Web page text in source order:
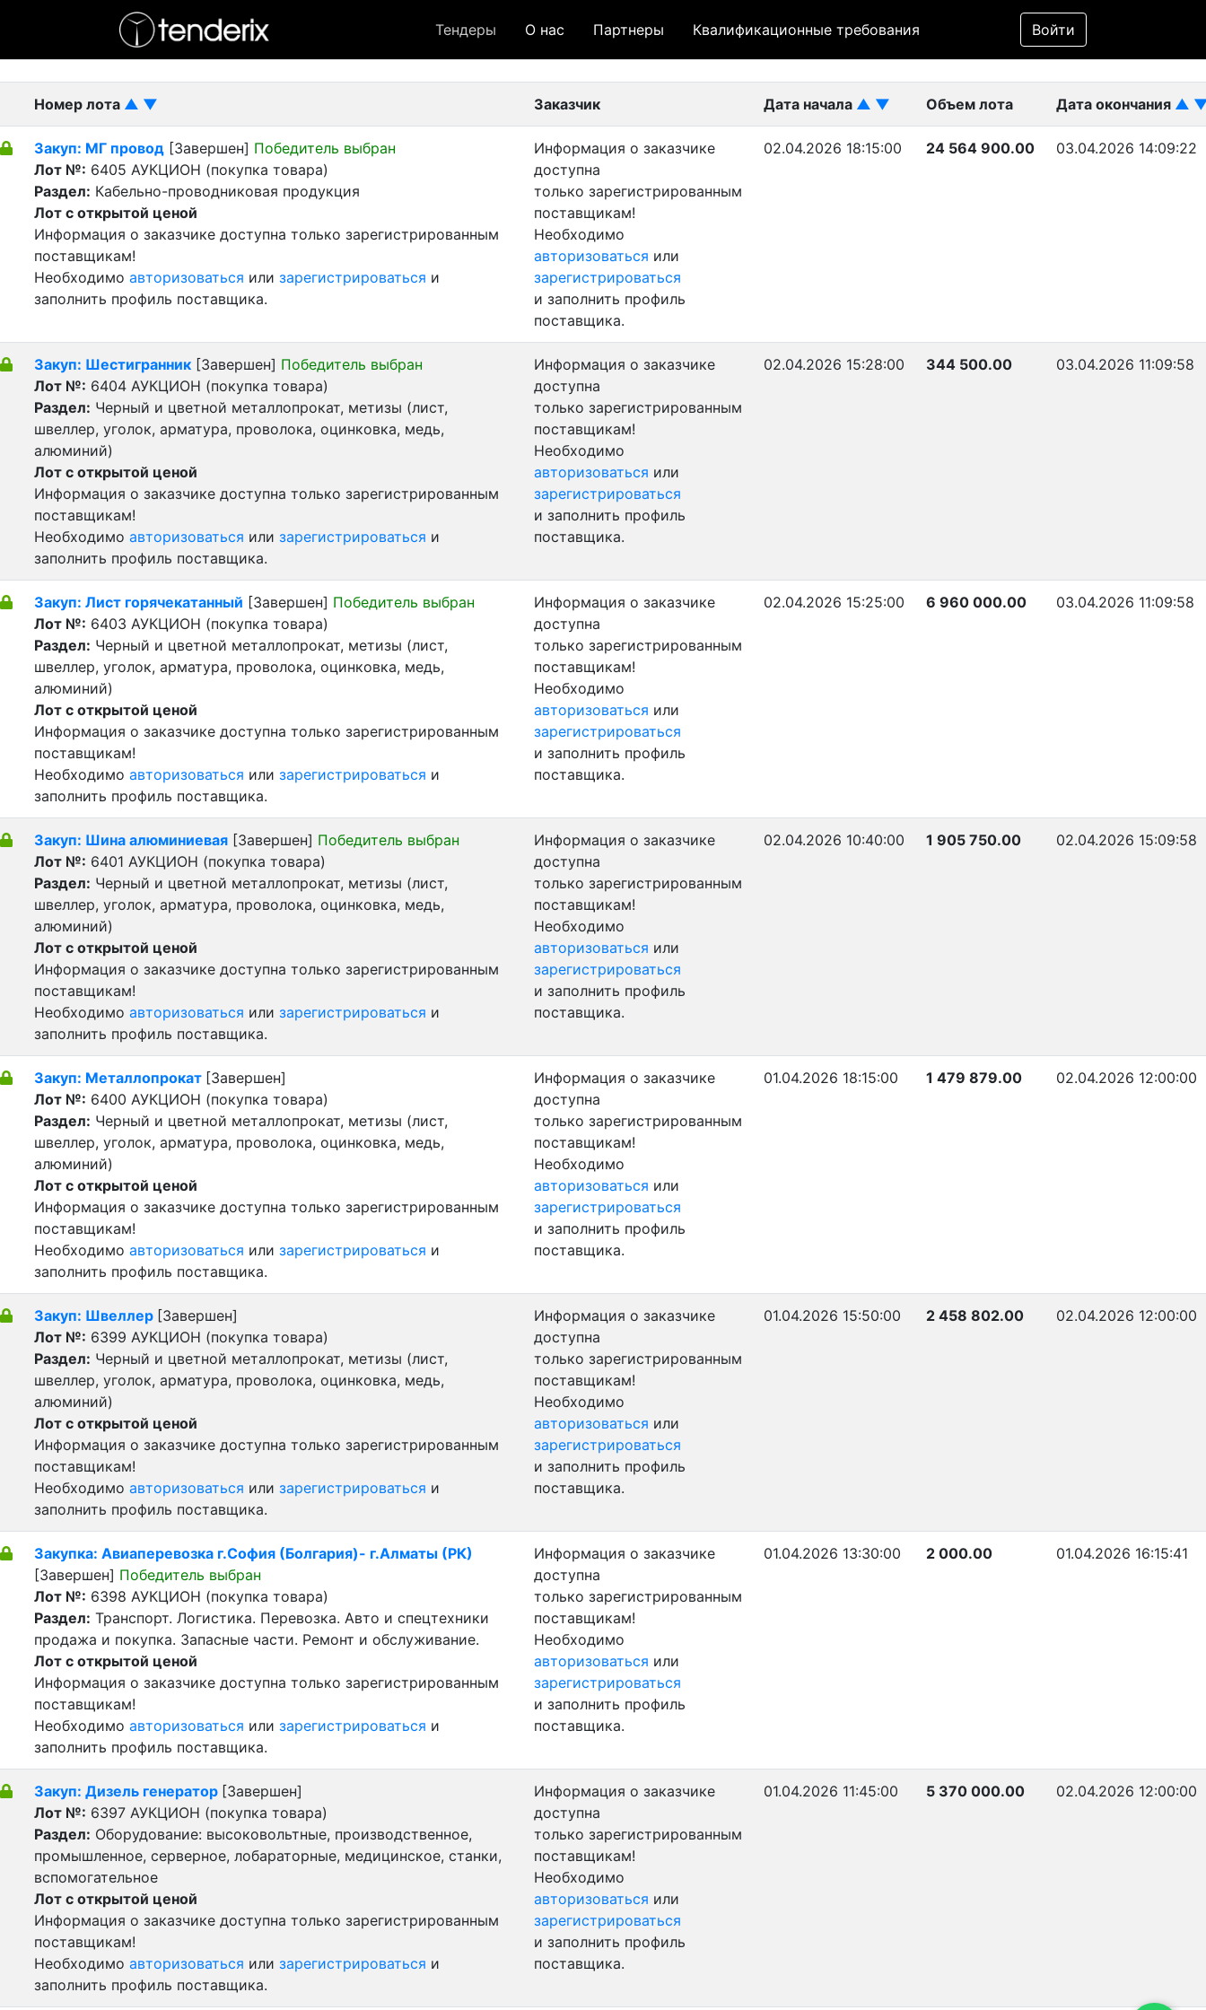
Тендеры О нас Партнеры Квалификационные требования Войти
Фильтр
- Завершенный лот
Номер лота ▲ ▼ Заказчик Дата начала ▲ ▼ Объем лота Дата окончания ▲
Закуп: МГ провод [Завершен] Победитель выбран
Лот №: 6405 АУКЦИОН (покупка товара)
Раздел: Кабельно-проводниковая продукция
Лот с открытой ценой
Информация о заказчике доступна только зарегистрированным
поставщикам!
Необходимо авторизоваться или зарегистрироваться и
заполнить профиль поставщика.
Информация о заказчике
доступна
только зарегистрированным
поставщикам!
Необходимо
авторизоваться или
зарегистрироваться
и заполнить профиль
поставщика.
02.04.2026 18:15:00 24 564 900.00 03.04.2026 14:09:22
Закуп: Шестигранник [Завершен] Победитель выбран
Лот №: 6404 АУКЦИОН (покупка товара)
Раздел: Черный и цветной металлопрокат, метизы (лист,
швеллер, уголок, арматура, проволока, оцинковка, медь,
алюминий)
Лот с открытой ценой
Информация о заказчике доступна только зарегистрированным
поставщикам!
Необходимо авторизоваться или зарегистрироваться и
заполнить профиль поставщика.
Информация о заказчике
доступна
только зарегистрированным
поставщикам!
Необходимо
авторизоваться или
зарегистрироваться
и заполнить профиль
поставщика.
02.04.2026 15:28:00 344 500.00 03.04.2026 11:09:58
Закуп: Лист горячекатанный [Завершен] Победитель выбран
Лот №: 6403 АУКЦИОН (покупка товара)
Раздел: Черный и цветной металлопрокат, метизы (лист,
швеллер, уголок, арматура, проволока, оцинковка, медь,
алюминий)
Лот с открытой ценой
Информация о заказчике доступна только зарегистрированным
поставщикам!
Необходимо авторизоваться или зарегистрироваться и
заполнить профиль поставщика.
Информация о заказчике
доступна
только зарегистрированным
поставщикам!
Необходимо
авторизоваться или
зарегистрироваться
и заполнить профиль
поставщика.
02.04.2026 15:25:00 6 960 000.00 03.04.2026 11:09:58
Закуп: Шина алюминиевая [Завершен] Победитель выбран
Лот №: 6401 АУКЦИОН (покупка товара)
Раздел: Черный и цветной металлопрокат, метизы (лист,
швеллер, уголок, арматура, проволока, оцинковка, медь,
алюминий)
Лот с открытой ценой
Информация о заказчике доступна только зарегистрированным
поставщикам!
Необходимо авторизоваться или зарегистрироваться и
заполнить профиль поставщика.
Информация о заказчике
доступна
только зарегистрированным
поставщикам!
Необходимо
авторизоваться или
зарегистрироваться
и заполнить профиль
поставщика.
02.04.2026 10:40:00 1 905 750.00 02.04.2026 15:09:58
Закуп: Металлопрокат [Завершен]
Лот №: 6400 АУКЦИОН (покупка товара)
Раздел: Черный и цветной металлопрокат, метизы (лист,
швеллер, уголок, арматура, проволока, оцинковка, медь,
алюминий)
Лот с открытой ценой
Информация о заказчике доступна только зарегистрированным
поставщикам!
Необходимо авторизоваться или зарегистрироваться и
заполнить профиль поставщика.
Информация о заказчике
доступна
только зарегистрированным
поставщикам!
Необходимо
авторизоваться или
зарегистрироваться
и заполнить профиль
поставщика.
01.04.2026 18:15:00 1 479 879.00 02.04.2026 12:00:00
Закуп: Швеллер [Завершен]
Лот №: 6399 АУКЦИОН (покупка товара)
Раздел: Черный и цветной металлопрокат, метизы (лист,
швеллер, уголок, арматура, проволока, оцинковка, медь,
алюминий)
Лот с открытой ценой
Информация о заказчике доступна только зарегистрированным
поставщикам!
Необходимо авторизоваться или зарегистрироваться и
заполнить профиль поставщика.
Информация о заказчике
доступна
только зарегистрированным
поставщикам!
Необходимо
авторизоваться или
зарегистрироваться
и заполнить профиль
поставщика.
01.04.2026 15:50:00 2 458 802.00 02.04.2026 12:00:00
Закупка: Авиаперевозка г.София (Болгария)- г.Алматы (РК)
[Завершен] Победитель выбран
Лот №: 6398 АУКЦИОН (покупка товара)
Раздел: Транспорт. Логистика. Перевозка. Авто и спецтехники
продажа и покупка. Запасные части. Ремонт и обслуживание.
Лот с открытой ценой
Информация о заказчике доступна только зарегистрированным
поставщикам!
Необходимо авторизоваться или зарегистрироваться и
заполнить профиль поставщика.
Информация о заказчике
доступна
только зарегистрированным
поставщикам!
Необходимо
авторизоваться или
зарегистрироваться
и заполнить профиль
поставщика.
01.04.2026 13:30:00 2 000.00 01.04.2026 16:15:41
Закуп: Дизель генератор [Завершен]
Лот №: 6397 АУКЦИОН (покупка товара)
Раздел: Оборудование: высоковольтные, производственное,
промышленное, серверное, лобараторные, медицинское, станки,
вспомогательное
Лот с открытой ценой
Информация о заказчике доступна только зарегистрированным
поставщикам!
Необходимо авторизоваться или зарегистрироваться и
заполнить профиль поставщика.
Информация о заказчике
доступна
только зарегистрированным
поставщикам!
Необходимо
авторизоваться или
зарегистрироваться
и заполнить профиль
поставщика.
01.04.2026 11:45:00 5 370 000.00 02.04.2026 12:00:00